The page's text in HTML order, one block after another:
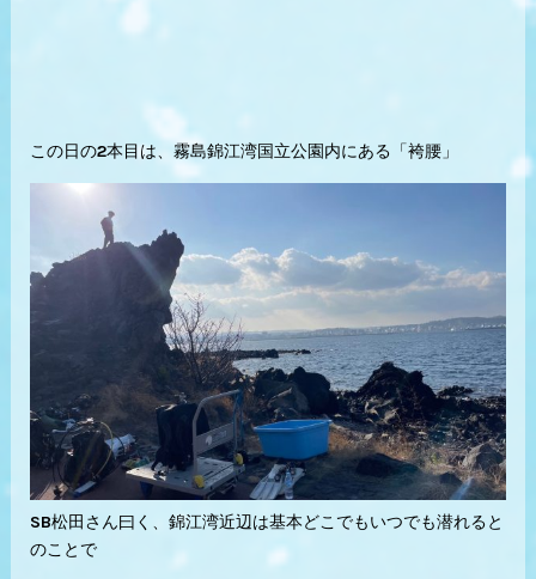
この日の2本目は、 霧島錦江湾国立公園内にある 「袴腰」
SB松田さん曰く、錦江湾近辺は基本どこでもいつでも潜れると
のことで